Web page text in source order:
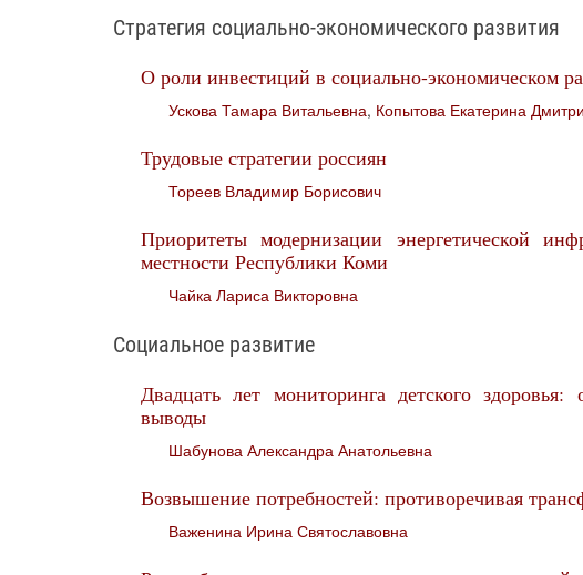
Стратегия социально-экономического развития
О роли инвестиций в социально-экономическом
Ускова Тамара Витальевна, Копытова Екатерина
Трудовые стратегии россиян
Тореев Владимир Борисович
Приоритеты модернизации энергетической
местности Республики Коми
Чайка Лариса Викторовна
Социальное развитие
Двадцать лет мониторинга детского здоровья:
выводы
Шабунова Александра Анатольевна
Возвышение потребностей: противоречивая
Важенина Ирина Святославовна